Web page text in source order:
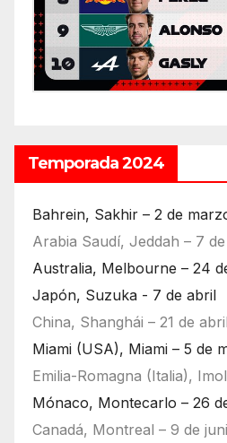
Temporada 2024
Bahrein, Sakhir – 2 de
Arabia Saudí, Jeddah – 7
Australia, Melbourne – 24
Japón, Suzuka - 7 de abril
China, Shanghái – 21 de abril
Miami (USA), Miami – 5 de
Emilia-Romagna (Italia),
Mónaco, Montecarlo – 26
Canadá, Montreal – 9 de